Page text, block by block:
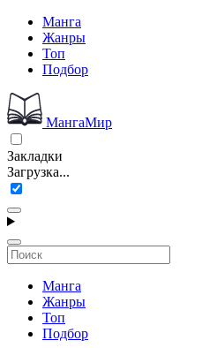
Манга
Жанры
Топ
Подбор
МангаМир
Закладки
Загрузка...
Манга
Жанры
Топ
Подбор